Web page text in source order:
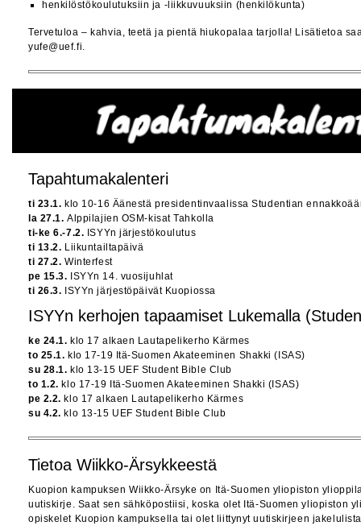
henkilöstökoulutuksiin ja -liikkuvuuksiin (henkilökunta)
Tervetuloa – kahvia, teetä ja pientä hiukopalaa tarjolla! Lisätietoa
yufe@uef.fi.
Tapahtumakalenteri
ti 23.1. klo 10-16 Äänestä presidentinvaalissa Studentian
la 27.1.Alppilajien OSM-kisat Tahkolla
ti-ke 6.-7.2. ISYYn järjestökoulutus
ti 13.2. Liikuntailtapäivä
ti 27.2. Winterfest
pe 15.3. ISYYn 14. vuosijuhlat
ti 26.3. ISYYn järjestöpäivät Kuopiossa
ISYYn kerhojen tapaamiset Lukemalla
ke 24.1. klo 17 alkaen Lautapelikerho Kärmes
to 25.1. klo 17-19 Itä-Suomen Akateeminen Shakki (ISAS)
su 28.1. klo 13-15 UEF Student Bible Club
to 1.2. klo 17-19 Itä-Suomen Akateeminen Shakki (ISAS)
pe 2.2. klo 17 alkaen Lautapelikerho Kärmes
su 4.2. klo 13-15 UEF Student Bible Club
Tietoa Wiikko-Ärsykkeestä
Kuopion kampuksen Wiikko-Ärsyke on Itä-Suomen yliopiston
uutiskirje. Saat sen sähköpostiisi, koska olet Itä-Suomen yliopiston
opiskelet Kuopion kampuksella tai olet liittynyt uutiskirjeen